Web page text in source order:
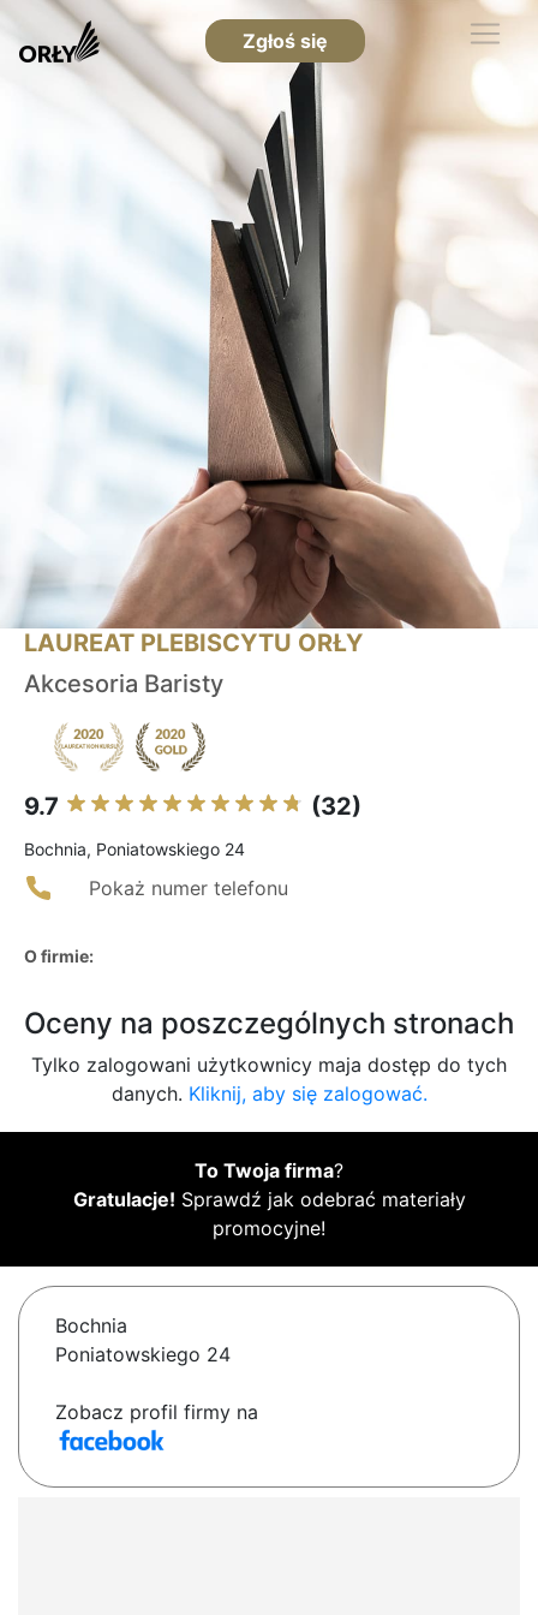
Zgłoś się
LAUREAT PLEBISCYTU ORŁY
Akcesoria Baristy
9.7 (32)
Bochnia, Poniatowskiego 24
Pokaż numer telefonu
O firmie:
Oceny na poszczególnych stronach
Tylko zalogowani użytkownicy maja dostęp do tych
danych. Kliknij, aby się zalogować.
To Twoja firma?
Gratulacje! Sprawdź jak odebrać materiały
promocyjne!
Bochnia
Poniatowskiego 24
Zobacz profil firmy na